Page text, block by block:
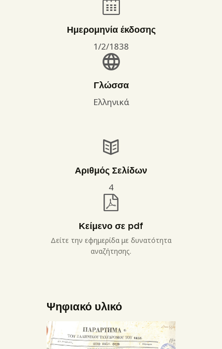
Ημερομηνία έκδοσης
1/2/1838
Γλώσσα
Ελληνικά
Αριθμός Σελίδων
4
Κείμενο σε pdf
Δείτε την εφημερίδα με δυνατότητα
αναζήτησης.
Ψηφιακό υλικό